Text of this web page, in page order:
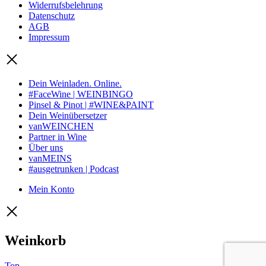
Widerrufsbelehrung
Datenschutz
AGB
Impressum
Dein Weinladen. Online.
#FaceWine | WEINBINGO
Pinsel & Pinot | #WINE&PAINT
Dein Weinübersetzer
vanWEINCHEN
Partner in Wine
Über uns
vanMEINS
#ausgetrunken | Podcast
Mein Konto
Weinkorb